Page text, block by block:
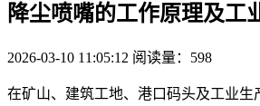
降尘喷嘴的工作原理及工
2026-03-10 11:05:12 阅读量：598
在矿山、建筑工地、港口码头及工业生